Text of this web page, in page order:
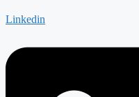
Linkedin